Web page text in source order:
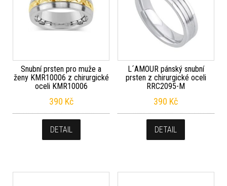
Snubní prsten pro muže a
ženy KMR10006 z chirurgické
oceli KMR10006
390 Kč
DETAIL
L´AMOUR pánský snubní
prsten z chirurgické oceli
RRC2095-M
390 Kč
DETAIL